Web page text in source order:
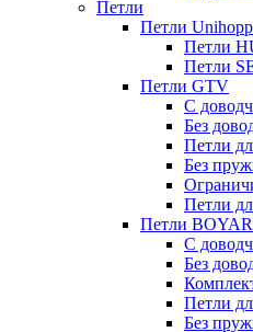
Петли
Петли
Петли
Петли
Петли GTV
С
Без
Петли
Без
Петли
Петли
С
Без
Петли
Без